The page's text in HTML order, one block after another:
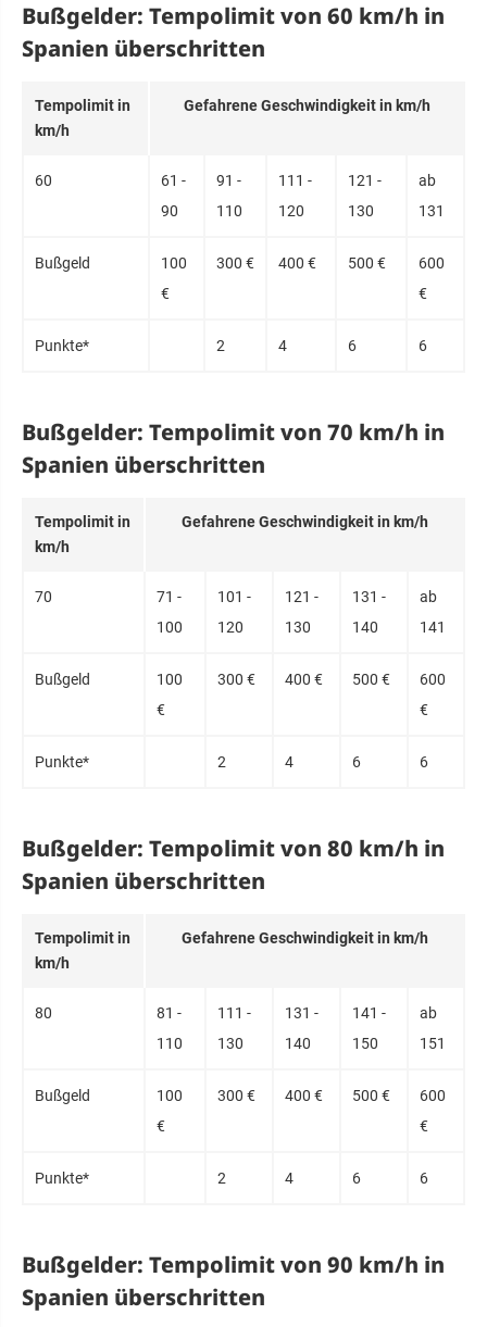
Bußgelder: Tempolimit von 60 km/h in
Spanien überschritten
Tem­po­limit in
km/h
Ge­fahre­ne Ge­schwin­dig­keit in km/h
60
61 -
90
91 -
110
111 -
120
121 -
130
ab
131
Buß­geld
100
€
300 € 400 € 500 €
600
€
Punk­te* 2 4 6 6
Bußgelder: Tempolimit von 70 km/h in
Spanien überschritten
Tem­po­limit in
km/h
Ge­fahre­ne Ge­schwin­dig­keit in km/h
70
71 -
100
101 -
120
121 -
130
131 -
140
ab
141
Buß­geld
100
€
300 € 400 € 500 €
600
€
Punk­te* 2 4 6 6
Bußgelder: Tempolimit von 80 km/h in
Spanien überschritten
Tem­po­limit in
km/h
Ge­fahre­ne Ge­schwin­dig­keit in km/h
80
81 -
110
111 -
130
131 -
140
141 -
150
ab
151
Buß­geld
100
€
300 € 400 € 500 €
600
€
Punk­te* 2 4 6 6
Bußgelder: Tempolimit von 90 km/h in
Spanien überschritten